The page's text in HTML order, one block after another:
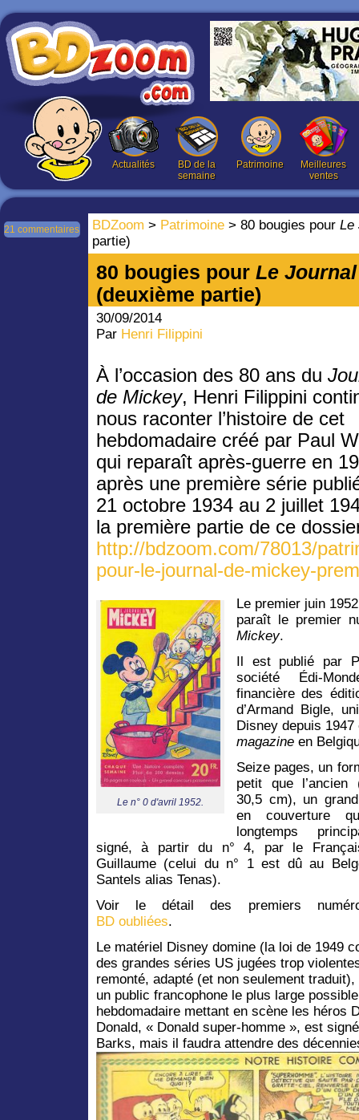
Actualités
BD de la
semaine
Patrimoine
Meilleures
ventes
BDZoom > Patrimoine > 80 bougies pour Le
partie)
21 commentaires
80 bougies pour Le
(deuxième partie)
30/09/2014
Par Henri Filippini
À l’occasion des 80 ans du
de Mickey, Henri Filippini
nous raconter l’histoire de cet
hebdomadaire créé par Paul
qui reparaît après-guerre en
après une première série
21 octobre 1934 au 2 juillet
la première partie de ce
http://bdzoom.com/78013/
pour-le-journal-de-mickey-
Le n° 0 d'avril 1952.
Le premier juin
paraît le premier
Mickey.
Il est publié par
société Édi-
financière des
d’Armand Bigle,
Disney depuis
magazine en
Seize pages, un
petit que l’ancien
30,5 cm), un
en couverture
longtemps
signé, à partir du n° 4, par le
Guillaume (celui du n° 1 est dû au
Santels alias Tenas).
Voir le détail des premiers
BD oubliées.
Le matériel Disney domine (la loi de 1949
des grandes séries US jugées trop
remonté, adapté (et non seulement
un public francophone le plus large
hebdomadaire mettant en scène les héros
Donald, « Donald super-homme », est
Barks, mais il faudra attendre des